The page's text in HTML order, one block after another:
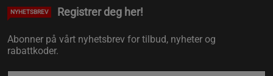
NYHETSBREV Registrer deg her!
Abonner på vårt nyhetsbrev for tilbud, nyheter og
rabattkoder.